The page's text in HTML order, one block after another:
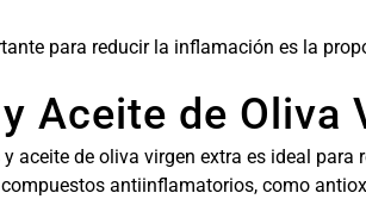
para reducir la inflamación es la
Aceite de Oliva
aceite de oliva virgen extra es ideal
antiinflamatorios, como